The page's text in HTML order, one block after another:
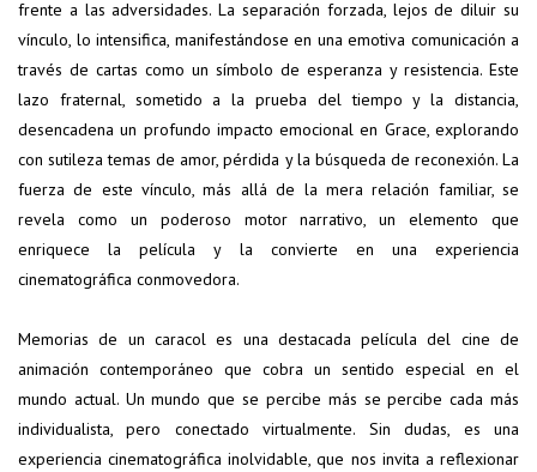
frente a las adversidades. La separación forzada, lejos de diluir su
vínculo, lo intensifica, manifestándose en una emotiva comunicación a
través de cartas como un símbolo de esperanza y resistencia. Este
lazo fraternal, sometido a la prueba del tiempo y la distancia,
desencadena un profundo impacto emocional en Grace, explorando
con sutileza temas de amor, pérdida y la búsqueda de reconexión. La
fuerza de este vínculo, más allá de la mera relación familiar, se
revela como un poderoso motor narrativo, un elemento que
enriquece la película y la convierte en una experiencia
cinematográfica conmovedora.
Memorias de un caracol es una destacada película del cine de
animación contemporáneo que cobra un sentido especial en el
mundo actual. Un mundo que se percibe más se percibe cada más
individualista, pero conectado virtualmente. Sin dudas, es una
experiencia cinematográfica inolvidable, que nos invita a reflexionar